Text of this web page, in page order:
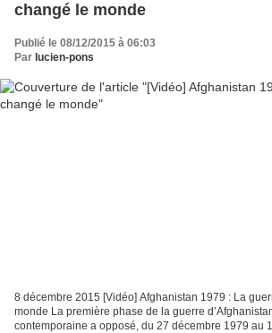
changé le monde
Publié le 08/12/2015 à 06:03
Par lucien-pons
8 décembre 2015 [Vidéo] Afghanistan 1979 : La
monde La première phase de la guerre
contemporaine a opposé, du 27 décembre 1979 au